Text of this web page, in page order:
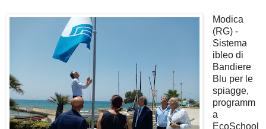
Modica
(RG) -
Sistema
ibleo di
Bandiere
Blu per le
spiagge,
programm
a
EcoSchool